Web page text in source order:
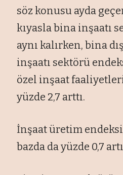
söz konusu ayda
kıyasla bina inşaatı
aynı kalırken, bina
inşaatı sektörü
özel inşaat
yüzde 2,7 arttı.
İnşaat üretim
bazda da yüzde 0,7